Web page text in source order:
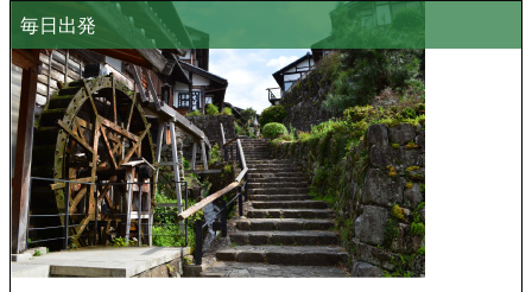
毎日出発